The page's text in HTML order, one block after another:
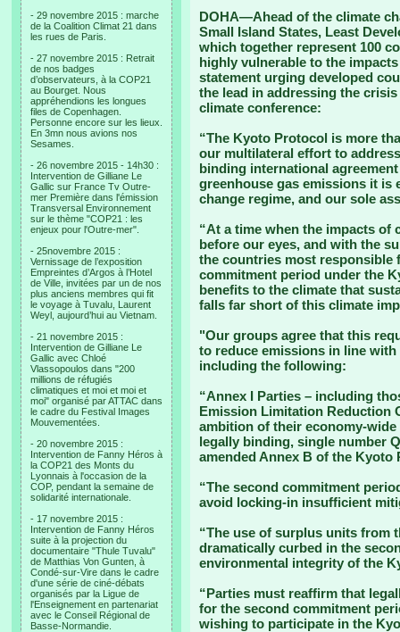
- 29 novembre 2015 : marche
de la Coalition Climat 21 dans
les rues de Paris.
- 27 novembre 2015 : Retrait
de nos badges
d’observateurs, à la COP21
au Bourget. Nous
appréhendions les longues
files de Copenhagen.
Personne encore sur les lieux.
En 3mn nous avions nos
Sesames.
- 26 novembre 2015 - 14h30 :
Intervention de Gilliane Le
Gallic sur France Tv Outre-
mer Première dans l'émission
Transversal Environnement
sur le thème "COP21 : les
enjeux pour l'Outre-mer".
- 25novembre 2015 :
Vernissage de l’exposition
Empreintes d’Argos à l’Hotel
de Ville, invitées par un de nos
plus anciens membres qui fit
le voyage à Tuvalu, Laurent
Weyl, aujourd’hui au Vietnam.
- 21 novembre 2015 :
Intervention de Gilliane Le
Gallic avec Chloé
Vlassopoulos dans "200
millions de réfugiés
climatiques et moi et moi et
moi" organisé par ATTAC dans
le cadre du Festival Images
Mouvementées.
- 20 novembre 2015 :
Intervention de Fanny Héros à
la COP21 des Monts du
Lyonnais à l'occasion de la
COP, pendant la semaine de
solidarité internationale.
- 17 novembre 2015 :
Intervention de Fanny Héros
suite à la projection du
documentaire "Thule Tuvalu"
de Matthias Von Gunten, à
Condé-sur-Vire dans le cadre
d'une série de ciné-débats
organisés par la Ligue de
l'Enseignement en partenariat
avec le Conseil Régional de
Basse-Normandie.
DOHA—Ahead of the climate
Small Island States, Least
which together represent 100
highly vulnerable to the
statement urging developed
the lead in addressing the
climate conference:
“The Kyoto Protocol is more
our multilateral effort to
binding international
greenhouse gas emissions it is
change regime, and our sole
“At a time when the impacts of
before our eyes, and with the
the countries most responsible
commitment period under the
benefits to the climate that
falls far short of this climate
"Our groups agree that this
to reduce emissions in line
including the following:
“Annex I Parties – including
Emission Limitation Reduction
ambition of their economy-
legally binding, single number
amended Annex B of the Kyoto
“The second commitment
avoid locking-in insufficient
“The use of surplus units from
dramatically curbed in the
environmental integrity of the
“Parties must reaffirm that
for the second commitment
wishing to participate in the